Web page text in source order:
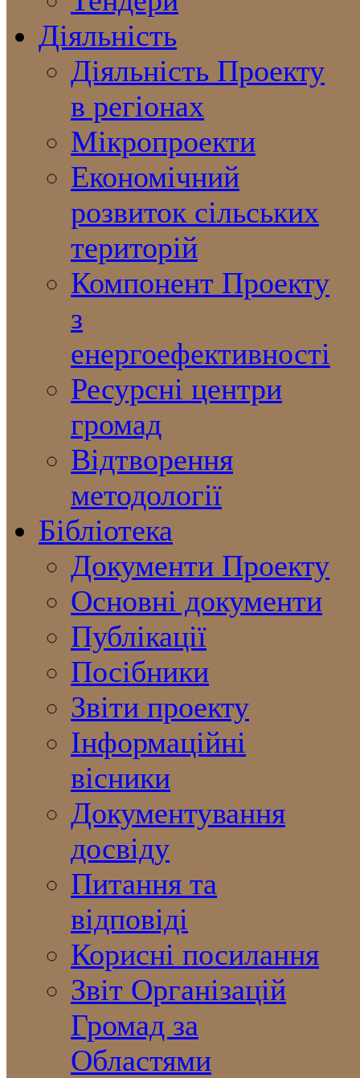
Діяльність
Діяльність Проекту
в регіонах
Мікропроекти
Економічний
розвиток сільських
територій
Компонент Проекту
з
енергоефективності
Ресурсні центри
громад
Відтворення
методології
Бібліотека
Документи Проекту
Основні документи
Публікації
Посібники
Звіти проекту
Інформаційні
вісники
Документування
досвіду
Питання та
відповіді
Корисні посилання
Звіт Організацій
Громад за
Областями